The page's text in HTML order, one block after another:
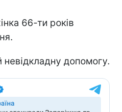
66-ти років
допомогу.